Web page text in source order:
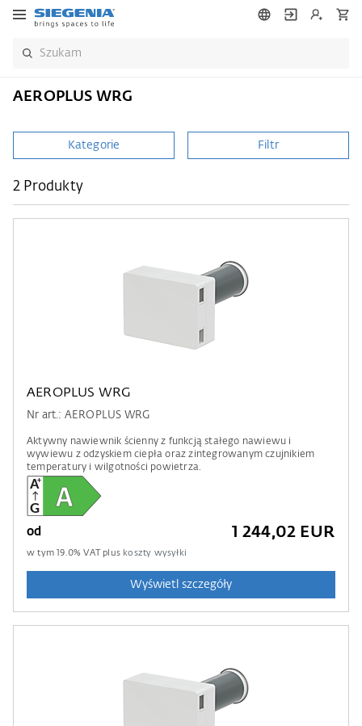
AEROPLUS WRG
Kategorie Filtr
2 Produkty
AEROPLUS WRG
Nr art.: AEROPLUS WRG
Aktywny nawiewnik ścienny z funkcją stałego nawiewu i
wywiewu z odzyskiem ciepła oraz zintegrowanym czujnikiem
temperatury i wilgotności powietrza.
od 1 244,02 EUR
w tym19.0% VAT plus koszty wysyłki
Wyświetl szczegóły